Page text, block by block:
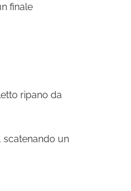
finale
ripano da
scatenando un